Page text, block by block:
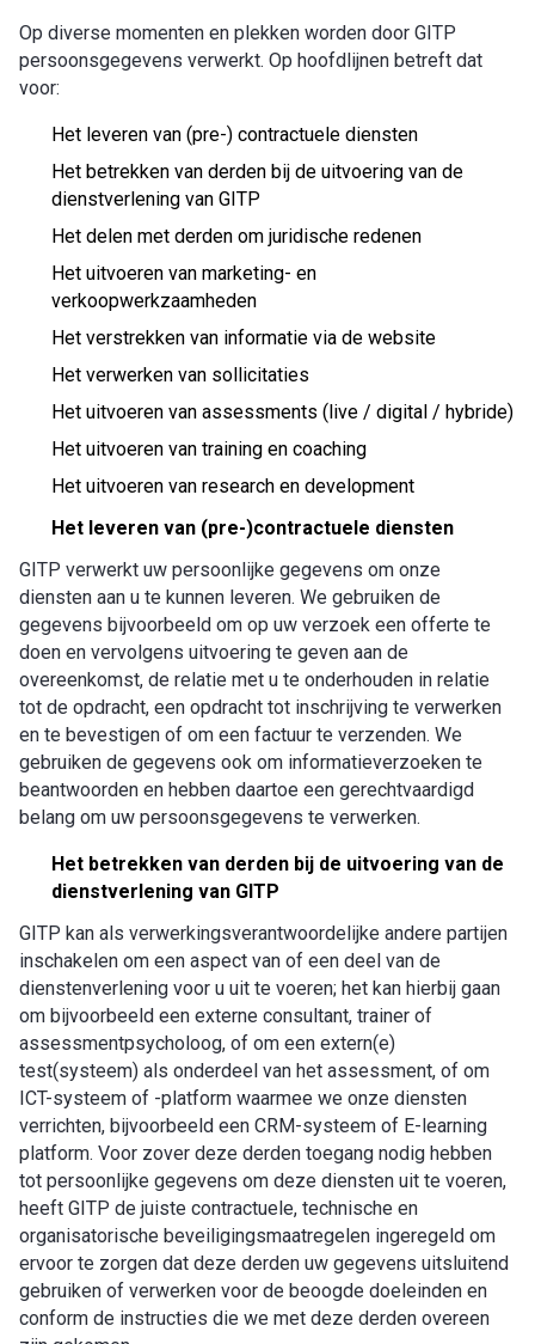
Op diverse momenten en plekken worden door GITP
persoonsgegevens verwerkt. Op hoofdlijnen betreft dat
voor:
Het leveren van (pre-) contractuele diensten
Het betrekken van derden bij de uitvoering van de
dienstverlening van GITP
Het delen met derden om juridische redenen
Het uitvoeren van marketing- en
verkoopwerkzaamheden
Het verstrekken van informatie via de website
Het verwerken van sollicitaties
Het uitvoeren van assessments (live / digital / hybride)
Het uitvoeren van training en coaching
Het uitvoeren van research en development
Het leveren van (pre-)contractuele diensten
GITP verwerkt uw persoonlijke gegevens om onze
diensten aan u te kunnen leveren. We gebruiken de
gegevens bijvoorbeeld om op uw verzoek een offerte te
doen en vervolgens uitvoering te geven aan de
overeenkomst, de relatie met u te onderhouden in relatie
tot de opdracht, een opdracht tot inschrijving te verwerken
en te bevestigen of om een factuur te verzenden. We
gebruiken de gegevens ook om informatieverzoeken te
beantwoorden en hebben daartoe een gerechtvaardigd
belang om uw persoonsgegevens te verwerken.
Het betrekken van derden bij de uitvoering van de
dienstverlening van GITP
GITP kan als verwerkingsverantwoordelijke andere partijen
inschakelen om een aspect van of een deel van de
dienstenverlening voor u uit te voeren; het kan hierbij gaan
om bijvoorbeeld een externe consultant, trainer of
assessmentpsycholoog, of om een extern(e)
test(systeem) als onderdeel van het assessment, of om
ICT-systeem of -platform waarmee we onze diensten
verrichten, bijvoorbeeld een CRM-systeem of E-learning
platform. Voor zover deze derden toegang nodig hebben
tot persoonlijke gegevens om deze diensten uit te voeren,
heeft GITP de juiste contractuele, technische en
organisatorische beveiligingsmaatregelen ingeregeld om
ervoor te zorgen dat deze derden uw gegevens uitsluitend
gebruiken of verwerken voor de beoogde doeleinden en
conform de instructies die we met deze derden overeen